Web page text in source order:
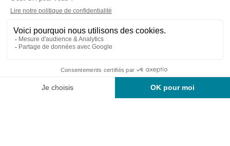
Services Secteurs
Recrutement
Actu